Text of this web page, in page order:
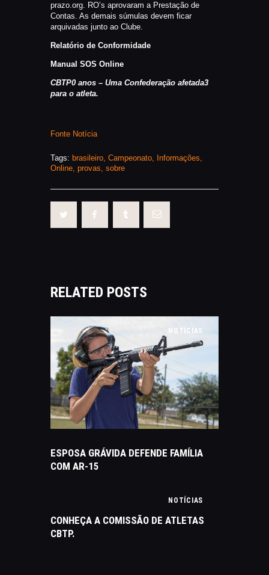
prazo.org. RO’s aprovaram a Prestação de
Contas. As demais súmulas devem ficar
arquivadas junto ao Clube.
Relatório de Conformidade
Manual SOS Online
CBTP0 anos – Uma Confederação afetada3
para o atleta.
Fonte Notícia
Tags: brasileiro, Campeonato, Informações,
Online, provas, sobre
RELATED POSTS
NOTÍCIAS
ESPOSA GRÁVIDA DEFENDE FAMÍLIA
COM AR-15
NOTÍCIAS
CONHEÇA A COMISSÃO DE ATLETAS
CBTP.